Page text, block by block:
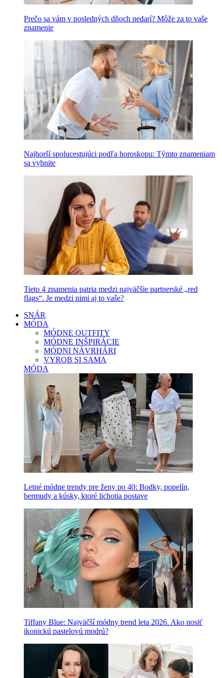
Prečo sa vám v posledných dňoch nedarí? Môže za to vaše
znamenie
Najhorší spolucestujúci podľa horoskopu: Týmto znameniam
sa vyhnite
Tieto 4 znamenia patria medzi najväčšie partnerské „red
flags“. Je medzi nimi aj to vaše?
SNÁR
MÓDA
MÓDNE OUTFITY
MÓDNE INŠPIRÁCIE
MÓDNI NÁVRHÁRI
VYROB SI SAMA
MÓDA
Letné módne trendy pre ženy po 40: Bodky, popelín,
bermudy a kúsky, ktoré lichotia postave
Tiffany Blue: Najväčší módny trend leta 2026. Ako nosiť
ikonickú pastelovú modrú?